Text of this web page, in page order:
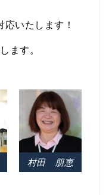
いたします！
ます。
村田 朋恵